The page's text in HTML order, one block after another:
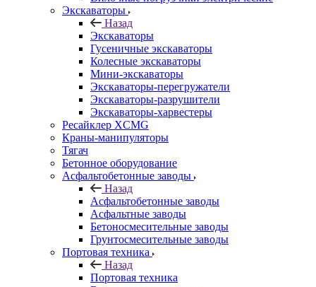
Экскаваторы
Назад
Экскаваторы
Гусеничные экскаваторы
Колесные экскаваторы
Мини-экскаваторы
Экскаваторы-перегружатели
Экскаваторы-разрушители
Экскаваторы-харвестеры
Ресайклер XCMG
Краны-манипуляторы
Тягач
Бетонное оборудование
Асфальтобетонные заводы
Назад
Асфальтобетонные заводы
Асфальтные заводы
Бетоносмесительные заводы
Грунтосмесительные заводы
Портовая техника
Назад
Портовая техника